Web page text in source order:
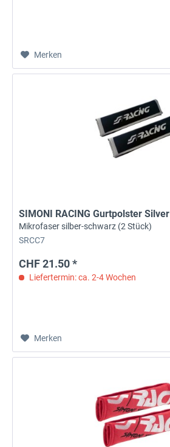
Merken
SIMONI RACING Gurtpolster Silver
Mikrofaser silber-schwarz (2 Stück)
SRCC7
CHF 21.50 *
Liefertermin: ca. 2-4 Wochen
Merken